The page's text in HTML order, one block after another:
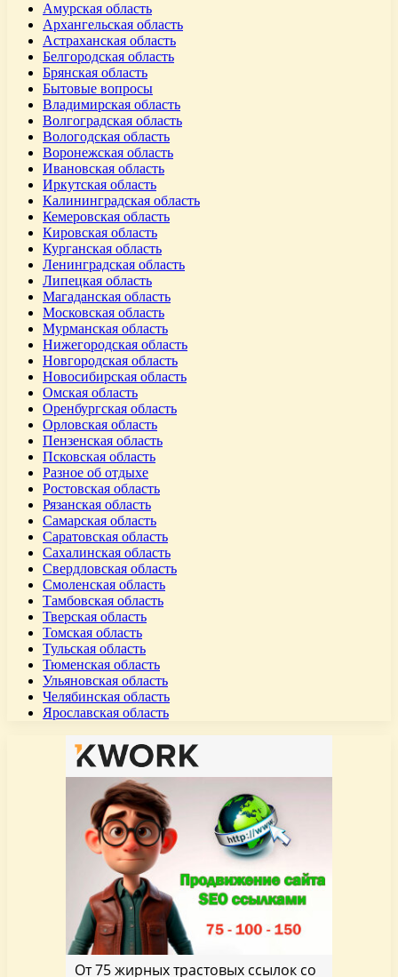
Амурская область
Архангельская область
Астраханская область
Белгородская область
Брянская область
Бытовые вопросы
Владимирская область
Волгоградская область
Вологодская область
Воронежская область
Ивановская область
Иркутская область
Калининградская область
Кемеровская область
Кировская область
Курганская область
Ленинградская область
Липецкая область
Магаданская область
Московская область
Мурманская область
Нижегородская область
Новгородская область
Новосибирская область
Омская область
Оренбургская область
Орловская область
Пензенская область
Псковская область
Разное об отдыхе
Ростовская область
Рязанская область
Самарская область
Саратовская область
Сахалинская область
Свердловская область
Смоленская область
Тамбовская область
Тверская область
Томская область
Тульская область
Тюменская область
Ульяновская область
Челябинская область
Ярославская область